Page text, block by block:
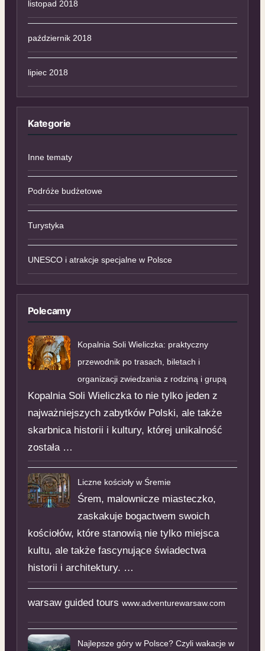
listopad 2018
październik 2018
lipiec 2018
Kategorie
Inne tematy
Podróże budżetowe
Turystyka
UNESCO i atrakcje specjalne w Polsce
Polecamy
Kopalnia Soli Wieliczka: praktyczny
przewodnik po trasach, biletach i
organizacji zwiedzania z rodziną i grupą
Kopalnia Soli Wieliczka to nie tylko jeden z
najważniejszych zabytków Polski, ale także
skarbnica historii i kultury, której unikalność
została …
Liczne kościoły w Śremie
Śrem, malownicze miasteczko,
zaskakuje bogactwem swoich
kościołów, które stanowią nie tylko miejsca
kultu, ale także fascynujące świadectwa
historii i architektury. …
warsaw guided tours www.adventurewarsaw.com
Najlepsze góry w Polsce? Czyli wakacje w